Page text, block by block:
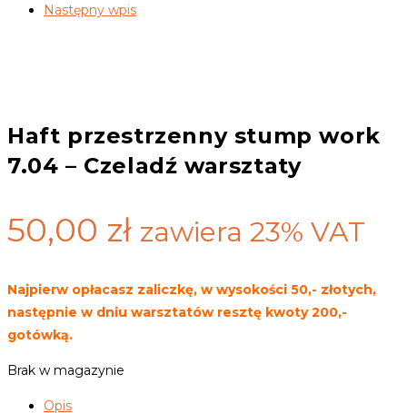
Następny wpis
Haft przestrzenny stump work
7.04 – Czeladź warsztaty
50,00 zł zawiera 23% VAT
Najpierw opłacasz zaliczkę, w wysokości 50,- złotych,
następnie w dniu warsztatów resztę kwoty 200,-
gotówką.
Brak w magazynie
Opis